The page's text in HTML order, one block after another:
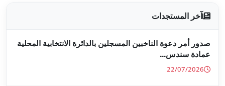
بالدائرة الانتخابية المحلية